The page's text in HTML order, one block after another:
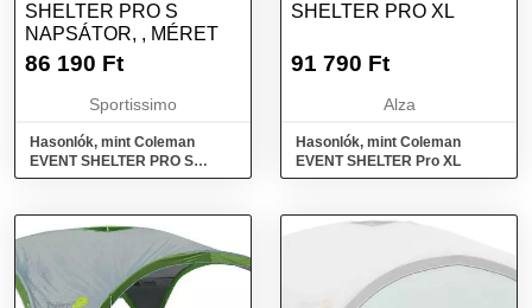
SHELTER PRO S
NAPSÁTOR, , MÉRET
86 190 Ft
Sportissimo
Hasonlók, mint Coleman
EVENT SHELTER PRO S
Napsátor, , méret
SHELTER PRO XL
91 790 Ft
Alza
Hasonlók, mint Coleman
EVENT SHELTER Pro XL